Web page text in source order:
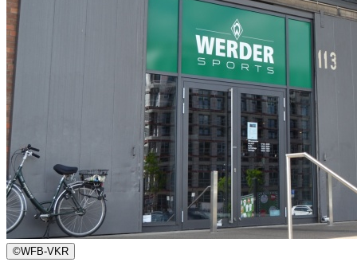
©WFB-VKR